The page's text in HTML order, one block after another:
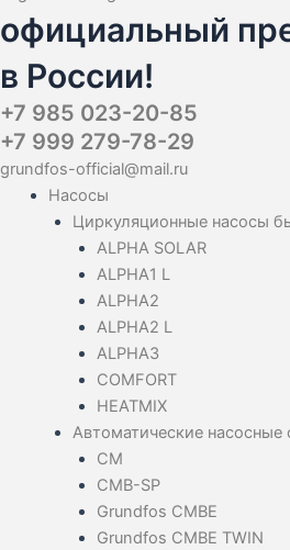
официальный
в России!
+7 985 023-20-85
+7 999 279-78-29
grundfos-official@mail.ru
Насосы
Циркуляционные насосы
ALPHA SOLAR
ALPHA1 L
ALPHA2
ALPHA2 L
ALPHA3
COMFORT
HEATMIX
Автоматические насосные
CM
CMB-SP
Grundfos CMBE
Grundfos CMBE TWIN